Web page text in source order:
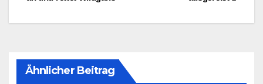
Ähnlicher Beitrag